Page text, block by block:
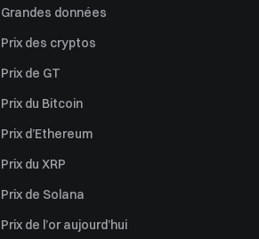
Grandes données
Prix des cryptos
Prix de GT
Prix du Bitcoin
Prix d’Ethereum
Prix du XRP
Prix de Solana
Prix de l’or aujourd’hui